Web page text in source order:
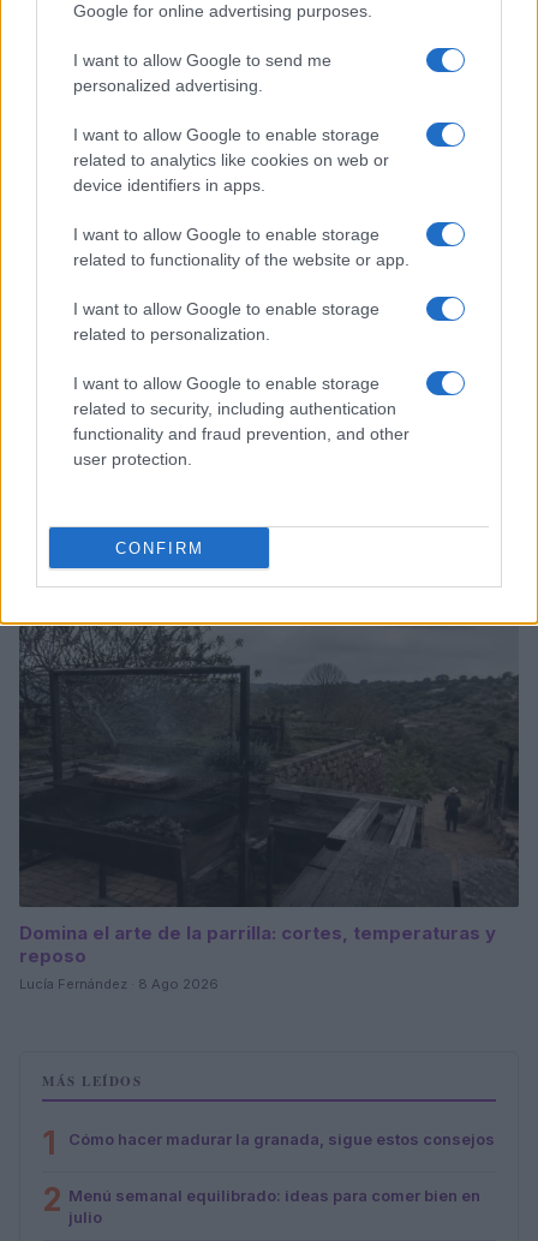
Google for online advertising purposes.
I want to allow Google to send me
personalized advertising.
I want to allow Google to enable storage
related to analytics like cookies on web or
device identifiers in apps.
I want to allow Google to enable storage
related to functionality of the website or app.
I want to allow Google to enable storage
related to personalization.
I want to allow Google to enable storage
related to security, including authentication
functionality and fraud prevention, and other
user protection.
CONFIRM
Evento de panadería en CDMX reúne a chefs
internacionales y novedades del sector
CHEFS
Diego Romero · 8 Ago 2026
Domina el arte de la parrilla: cortes, temperaturas y
reposo
Lucía Fernández · 8 Ago 2026
MÁS LEÍDOS
1 Cómo hacer madurar la granada, sigue estos consejos
2 Menú semanal equilibrado: ideas para comer bien en
julio